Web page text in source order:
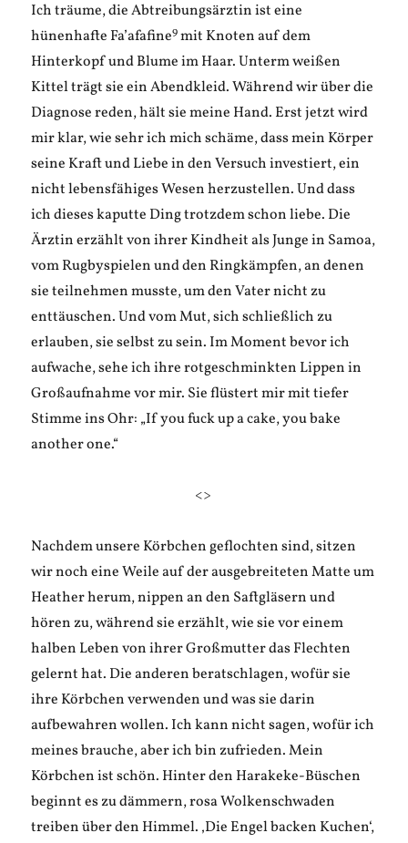
Ich träume, die Abtreibungsärztin ist eine
hünenhafte Fa’afafine9mit Knoten auf dem
Hinterkopf und Blume im Haar. Unterm weißen
Kittel trägt sie ein Abendkleid. Während wir über die
Diagnose reden, hält sie meine Hand. Erst jetzt wird
mir klar, wie sehr ich mich schäme, dass mein Körper
seine Kraft und Liebe in den Versuch investiert, ein
nicht lebensfähiges Wesen herzustellen. Und dass
ich dieses kaputte Ding trotzdem schon liebe. Die
Ärztin erzählt von ihrer Kindheit als Junge in Samoa,
vom Rugbyspielen und den Ringkämpfen, an denen
sie teilnehmen musste, um den Vater nicht zu
enttäuschen. Und vom Mut, sich schließlich zu
erlauben, sie selbst zu sein. Im Moment bevor ich
aufwache, sehe ich ihre rotgeschminkten Lippen in
Großaufnahme vor mir. Sie flüstert mir mit tiefer
Stimme ins Ohr: „If you fuck up a cake, you bake
another one.“
<>
Nachdem unsere Körbchen geflochten sind, sitzen
wir noch eine Weile auf der ausgebreiteten Matte um
Heather herum, nippen an den Saftgläsern und
hören zu, während sie erzählt, wie sie vor einem
halben Leben von ihrer Großmutter das Flechten
gelernt hat. Die anderen beratschlagen, wofür sie
ihre Körbchen verwenden und was sie darin
aufbewahren wollen. Ich kann nicht sagen, wofür ich
meines brauche, aber ich bin zufrieden. Mein
Körbchen ist schön. Hinter den Harakeke-Büschen
beginnt es zu dämmern, rosa Wolkenschwaden
treiben über den Himmel. ‚Die Engel backen Kuchen‘,